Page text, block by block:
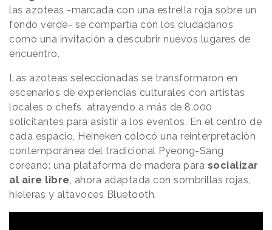
las azoteas -marcada con una estrella roja sobre un
fondo verde- se compartía con los ciudadanos
como una invitación a descubrir nuevos lugares de
encuentro.
Las azoteas seleccionadas se transformaron en
escenarios de experiencias culturales con artistas
locales o chefs, atrayendo a más de 8.000
solicitantes para asistir a los eventos. En el centro de
cada espacio, Heineken colocó una reinterpretación
contemporánea del tradicional Pyeong-Sang
coreano: una plataforma de madera para socializar
al aire libre, ahora adaptada con sombrillas rojas,
hieleras y altavoces Bluetooth.